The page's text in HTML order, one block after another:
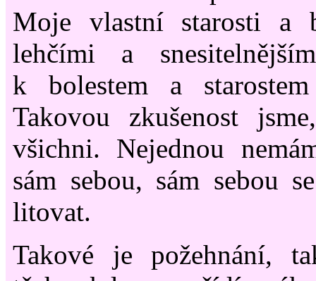
Moje vlastní starosti a
lehčími a
k bolestem a
Takovou zkušenost
všichni. Nejednou
sám sebou, sám sebou
litovat.
Takové je požehnání,